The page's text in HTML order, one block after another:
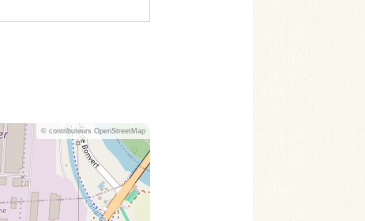
© contributeurs OpenStreetMap